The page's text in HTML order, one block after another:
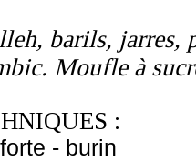
barils, jarres,
Moufle à
:
- burin